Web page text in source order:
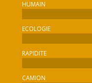
HUMAIN
ECOLOGIE
RAPIDITE
CAMION